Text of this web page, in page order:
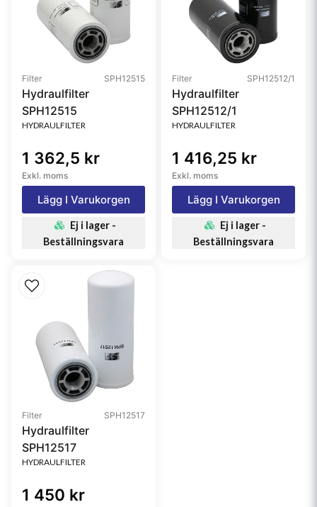
Filter SPH12515
Hydraulfilter
SPH12515
HYDRAULFILTER
1 362,5 kr
Exkl. moms
Lägg I Varukorgen
Ej i lager -
Beställningsvara
Filter SPH12512/1
Hydraulfilter
SPH12512/1
HYDRAULFILTER
1 416,25 kr
Exkl. moms
Lägg I Varukorgen
Ej i lager -
Beställningsvara
Filter SPH12517
Hydraulfilter
SPH12517
HYDRAULFILTER
1 450 kr